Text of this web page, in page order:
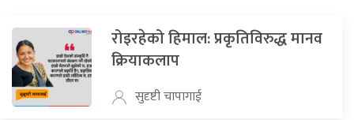
रोइरहेको हिमाल: प्रकृतिविरुद्ध मानव
क्रियाकलाप
सुदृष्टी चापागाई